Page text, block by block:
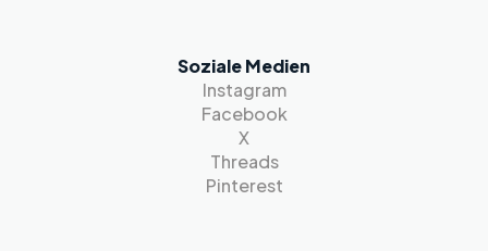
Soziale Medien
Instagram
Facebook
X
Threads
Pinterest